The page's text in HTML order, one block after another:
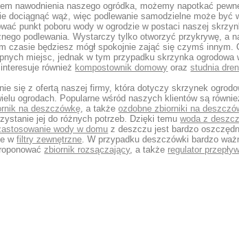
nawodnienia naszego ogródka, możemy napotkać
dociągnąć wąż, więc podlewanie samodzielne może
punkt poboru wody w ogrodzie w postaci naszej
podlewania. Wystarczy tylko otworzyć przykrywę, a
czasie będziesz mógł spokojnie zająć się czymś
miejsc, jednak w tym przypadku skrzynka
również kompostownik domowy orazstudnia
się z ofertą naszej firmy, która dotyczy skrzynek
ogrodach. Popularne wśród naszych klientów są
na deszczówkę, a takżeozdobne zbiorniki na
jej do różnych potrzeb. Dzięki temuwoda z
wody w domu z deszczu jest bardzo
wfiltry zewnętrzne. W przypadku deszczówki bardzo
zbiornik rozsączający, a także regulator